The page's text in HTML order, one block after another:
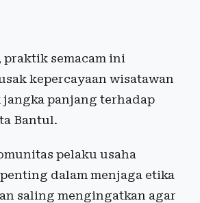
praktik semacam ini
kepercayaan wisatawan
jangka panjang terhadap
Bantul.
pelaku usaha
dalam menjaga etika
saling mengingatkan agar